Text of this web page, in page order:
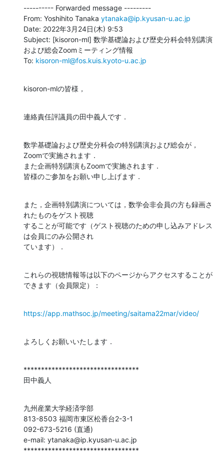
---------- Forwarded message ---------
From: Yoshihito Tanaka ytanaka@ip.kyusan-u.ac.jp
Date: 2022年3月24日(木) 9:53
Subject: [kisoron-ml] 数学基礎論および歴史分科会特別講演
および総会Zoomミーティング情報
To: kisoron-ml@fos.kuis.kyoto-u.ac.jp
kisoron-mlの皆様，
連絡責任評議員の田中義人です．
数学基礎論および歴史分科会の特別講演および総会が，
Zoomで実施されます．
また企画特別講演もZoomで実施されます．
皆様のご参加をお願い申し上げます．
また，企画特別講演については，数学会非会員の方も録画さ
れたものをゲスト視聴
することが可能です（ゲスト視聴のための申し込みアドレス
は会員にのみ公開され
ています）．
これらの視聴情報等は以下のページからアクセスすることが
できます（会員限定）：
https://app.mathsoc.jp/meeting/saitama22mar/video/
よろしくお願いいたします．
*********************************
田中義人
九州産業大学経済学部
813-8503 福岡市東区松香台2-3-1
092-673-5216 (直通)
e-mail: ytanaka@ip.kyusan-u.ac.jp
*********************************